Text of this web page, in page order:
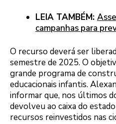
LEIA TAMBÉM:
campanhas para
O recurso deverá ser
semestre de 2025. O
grande programa de
educacionais infantis.
informar que, nos últimos
devolveu ao caixa do
recursos reinvestidos nas